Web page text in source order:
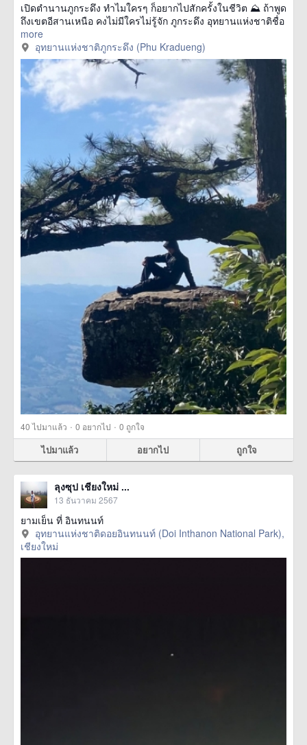
เปิดตำนานภูกระดึง ทำไมใครๆ ก็อยากไปสักครั้งในชีวิต ⛰️ ถ้าพูด
ถึงเขตอีสานเหนือ คงไม่มีใครไม่รู้จัก ภูกระดึง อุทยานแห่งชาติชื่อ
more
อุทยานแห่งชาติภูกระดึง (Phu Kradueng)
40ไปมาแล้ว · 0 อยากไป · 0 ถูกใจ
ไปมาแล้ว อยากไป ถูกใจ
ลุงซุป เชียงใหม่ ...
13 ธันวาคม 2567
ยามเย็น ที่ อินทนนท์
อุทยานแห่งชาติดอยอินทนนท์ (Doi Inthanon National Park),
เชียงใหม่